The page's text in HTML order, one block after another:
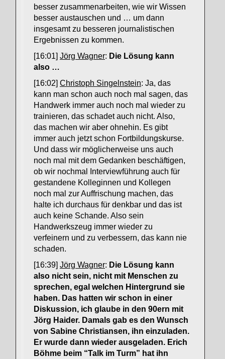
besser zusammenarbeiten, wie wir Wissen
besser austauschen und … um dann
insgesamt zu besseren journalistischen
Ergebnissen zu kommen.
[16:01] Jörg Wagner: Die Lösung kann
also …
[16:02] Christoph Singelnstein: Ja, das
kann man schon auch noch mal sagen, das
Handwerk immer auch noch mal wieder zu
trainieren, das schadet auch nicht. Also,
das machen wir aber ohnehin. Es gibt
immer auch jetzt schon Fortbildungskurse.
Und dass wir möglicherweise uns auch
noch mal mit dem Gedanken beschäftigen,
ob wir nochmal Interviewführung auch für
gestandene Kolleginnen und Kollegen
noch mal zur Auffrischung machen, das
halte ich durchaus für denkbar und das ist
auch keine Schande. Also sein
Handwerkszeug immer wieder zu
verfeinern und zu verbessern, das kann nie
schaden.
[16:39] Jörg Wagner: Die Lösung kann
also nicht sein, nicht mit Menschen zu
sprechen, egal welchen Hintergrund sie
haben. Das hatten wir schon in einer
Diskussion, ich glaube in den 90ern mit
Jörg Haider. Damals gab es den Wunsch
von Sabine Christiansen, ihn einzuladen.
Er wurde dann wieder ausgeladen. Erich
Böhme beim “Talk im Turm” hat ihn